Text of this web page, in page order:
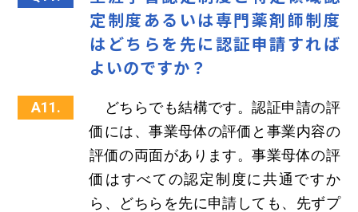
定制度あるいは専門薬剤師制度
はどちらを先に認証申請すれば
よいのですか？
A11.
どちらでも結構です。認証申請の評
価には、事業母体の評価と事業内容の
評価の両面があります。事業母体の評
価はすべての認定制度に共通ですか
ら、どちらを先に申請しても、先ずプ